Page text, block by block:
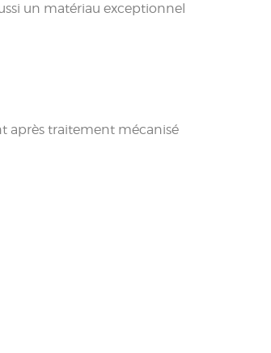
un matériau exceptionnel
après traitement mécanisé